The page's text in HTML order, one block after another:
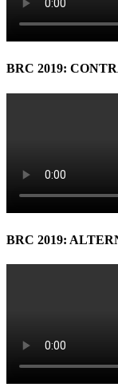
BRC 2019:
BRC 2019: